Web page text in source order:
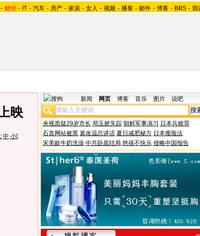
- 财经 - IT - 汽车 - 房产 - 家居 - 女人 - 视频 - 播客 - 邮件 - 博客 - BBS - 我
映
中 小]
新闻 网页 博客 音乐 图片 说吧
央视质疑29岁市长 邓玉娇失踪 朝鲜军事演习 日本兵赎罪
石首网站被黑 篡改温总讲话 夏日减肥秘方 日本瘦脸法
宋美龄牛奶洗澡 中共卧底结局 慈禧不快乐 侵略中国报告